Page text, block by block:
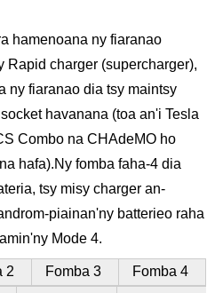
hamenoana ny fiaranao
Rapid charger (supercharger),
ny fiaranao dia tsy maintsy
havanana (toa an'i Tesla
Combo na CHAdeMO ho
hafa).Ny fomba faha-4 dia
tsy misy charger an-
piainan'ny batterieo raha
Mode 4.
2 Fomba 3 Fomba 4